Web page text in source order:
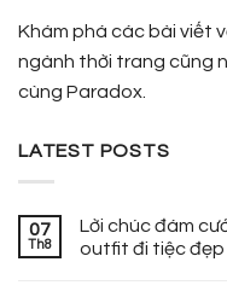
Khám phá các bài viết
ngành thời trang cũng
cùng Paradox.
LATEST POSTS
07
Th8
Lời chúc đám
outfit đi tiệc đẹp